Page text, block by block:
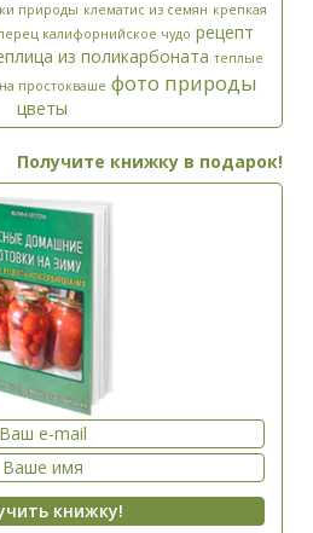
природы клематис из семян крепкая
калифорнийское чудо рецепт
из поликарбоната теплые
простокваше фото природы
цветы
Получите книжку в подарок!